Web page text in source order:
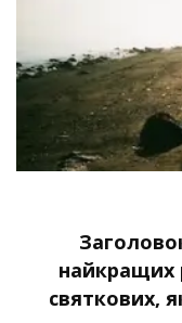
найкращих
святкових,